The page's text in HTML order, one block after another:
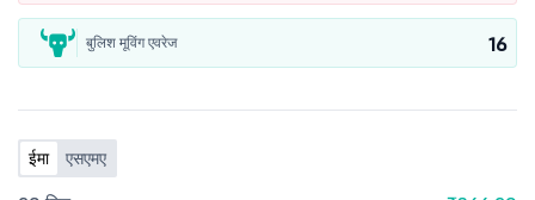
बुलिश मूविंग एवरेज 16
ईमा एसएमए